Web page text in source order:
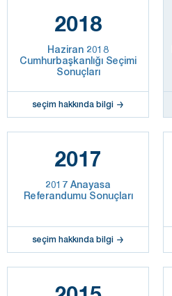
2018
Haziran 2018
Cumhurbaşkanlığı Seçimi
Sonuçları
seçim hakkında bilgi
2017
2017 Anayasa
Referandumu Sonuçları
seçim hakkında bilgi